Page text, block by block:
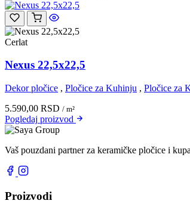
Cerlat
Nexus 22,5x22,5
Dekor pločice , Pločice za Kuhinju , Pločice za
5.590,00 RSD / m²
Pogledaj proizvod
Vaš pouzdani partner za keramičke pločice i
Proizvodi